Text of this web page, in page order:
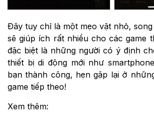
Đây tuy chỉ là một mẹo vặt nhỏ,
sẽ giúp ích rất nhiều cho các game
đặc biệt là những người có ý định
thiết bị di động mới như
bạn thành công, hẹn gặp lại ở
game tiếp theo!
Xem thêm: